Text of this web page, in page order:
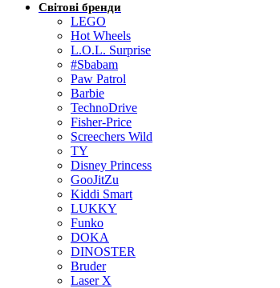
Світові бренди
LEGO
Hot Wheels
L.O.L. Surprise
#Sbabam
Paw Patrol
Barbie
TechnoDrive
Fisher-Price
Screechers Wild
TY
Disney Princess
GooJitZu
Kiddi Smart
LUKKY
Funko
DOKA
DINOSTER
Bruder
Laser X